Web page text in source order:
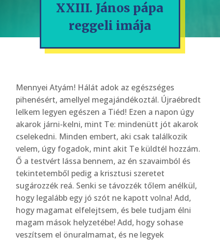
XXIII. János pápa
reggeli imája
Mennyei Atyám! Hálát adok az egészséges
pihenésért, amellyel megajándékoztál. Újraébredt
lelkem legyen egészen a Tiéd! Ezen a napon úgy
akarok járni-kelni, mint Te: mindenütt jót akarok
cselekedni. Minden embert, aki csak találkozik
velem, úgy fogadok, mint akit Te küldtél hozzám.
Ő a testvért lássa bennem, az én szavaimból és
tekintetemből pedig a krisztusi szeretet
sugározzék reá. Senki se távozzék tőlem anélkül,
hogy legalább egy jó szót ne kapott volna! Add,
hogy magamat elfelejtsem, és bele tudjam élni
magam mások helyzetébe! Add, hogy sohase
veszítsem el önuralmamat, és ne legyek